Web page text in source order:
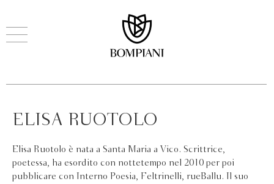
ELISA RUOTOLO
Elisa Ruotolo è nata a Santa Maria a Vico. Scrittrice,
poetessa, ha esordito con nottetempo nel 2010 per poi
pubblicare con Interno Poesia, Feltrinelli, rueBallu. Il suo